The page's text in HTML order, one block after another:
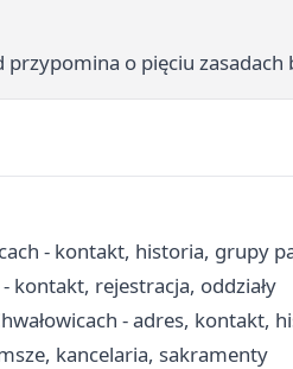
przypomina o pięciu zasadach
- kontakt, historia, grupy
kontakt, rejestracja, oddziały
- adres, kontakt,
kancelaria, sakramenty